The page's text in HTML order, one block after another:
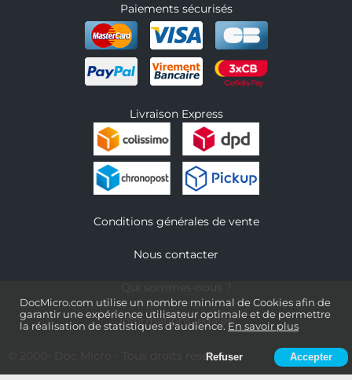
DocMicro.com utilise un nombre minimal de Cookies afin de
garantir une expérience utilisateur optimale et de permettre
la réalisation de statistiques d'audience. En savoir plus
Refuser Accepter
Paiements sécurisés
Livraison Express
Conditions générales de vente
Nous contacter
Informations légales
- Tous droits réservés